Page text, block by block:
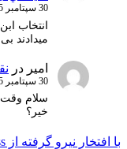
30 سپتامبر 2025
انتخاب
میدادند
امیر در
30 سپتامبر 2025
سلام وقت
خیر؟
با افتخار نیرو گرفته از WordPress